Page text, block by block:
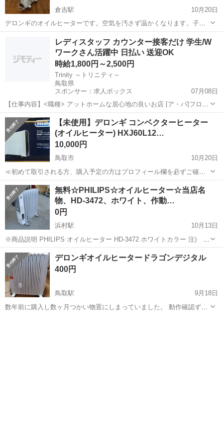
倉吉駅
10月20日
デロンギのオイルヒーターです。空気を汚さず温かくなります。子ど
もさんやペットがいるご家庭にはとてもよいです。ハンガーフックも
あるので濡れたタオルなどを干せます。 購入される場合は、手渡しで
きる方でお願いします。 県内の中、西...
倉吉駅 季節、空調家電 デロンギ
レディスタッフ カウンター接客だけ 学生/W
ワークさん活躍中 日払い 送迎OK
時給1,800円～2,500円
Trinity ～トリニティ～
鳥取県
スポンサー：求人ボックス
07月08日
【仕事内容】<職種> アットホームな居心地の良いお店 [ア・パ]フロア
レディ・カウンターレディ(ナイトワーク系) <雇用形態> アルバイト・
パート <給与> [ア・パ]時給1,800円～2,500円 体験時給は2000円! 各種
バ...
アルバイト・パート
【未使用】デロンギ コンベクターヒーター
(オイルヒーター) HXJ60L12…
10,000円
鳥取市
10月20日
≪初めて取引される方、購入予定の方はプロフィール欄を必ずご確認
下さい≫ アクセスありがとうございます。 詳細は以下の通りです。
≪詳細≫ メーカー：デロンギ 品番：HXJ60L12 年式：不明 付属
品：...
鳥取 鳥取市 季節、空調家電 コンベクターヒーター
無料☆PHILIPS☆オイルヒーター☆当店名
物、HD-3472、ホワイト、作動…
0円
浜村駅
10月13日
※商品説明 PHILIPS オイルヒーター HD-3472 ホワイトカラー 注) 動
作未確認 当店名物・無料商品です。 無料でオイルヒーターを手に入れ
るチャンスです。 冬に備えていち早...
鳥取 鳥取市 浜村駅 季節、空調家電 ジモピー
デロンギオイルヒータードラゴンデジタル
400円
鳥取駅
9月18日
数年前に購入し数ヶ月つかい物置にしまっていました。 動作確認ずみ